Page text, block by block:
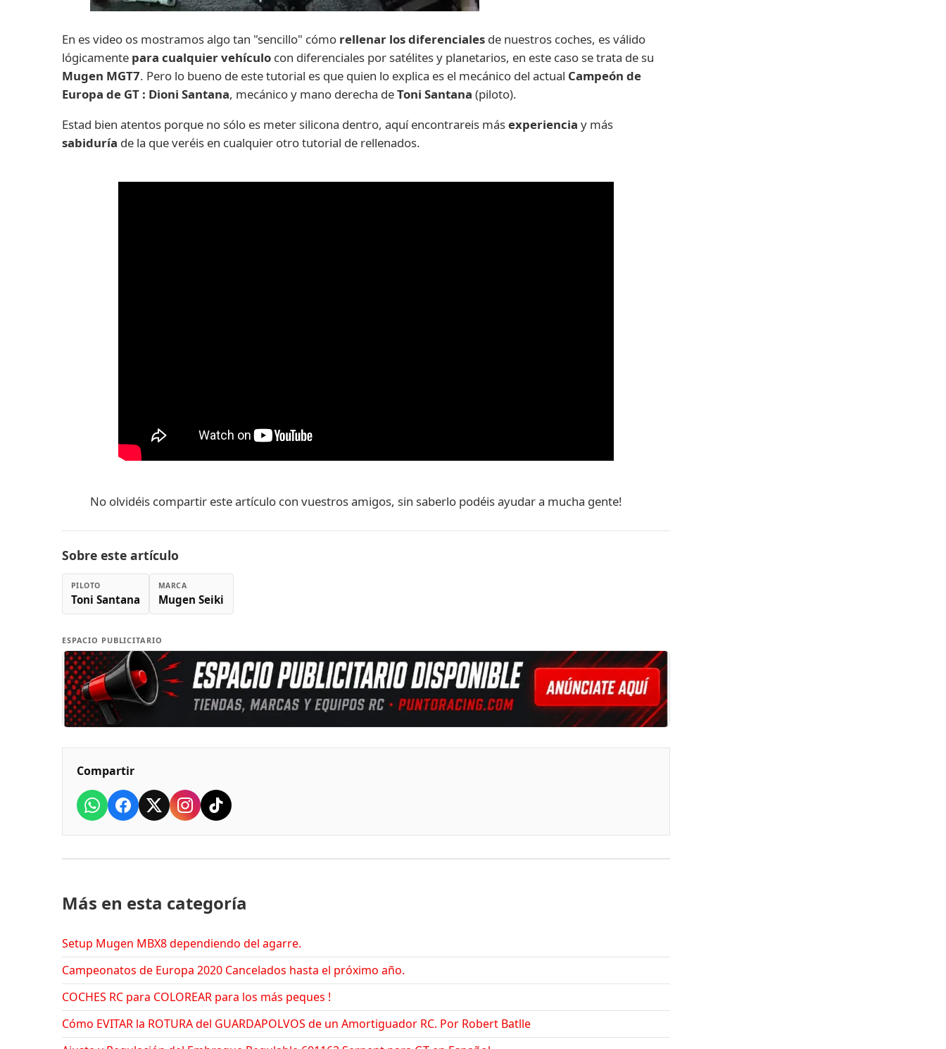
En es video os mostramos algo tan "sencillo" cómo rellenar los diferenciales de nuestros coches, es válido
lógicamente para cualquier vehículo con diferenciales por satélites y planetarios, en este caso se trata de su
Mugen MGT7. Pero lo bueno de este tutorial es que quien lo explica es el mecánico del actual Campeón de
Europa de GT : Dioni Santana, mecánico y mano derecha deToni Santana (piloto).
Estad bien atentos porque no sólo es meter silicona dentro, aquí encontrareis másexperiencia y más
sabiduría de la que veréis en cualquier otro tutorial de rellenados.
No olvidéis compartir este artículo con vuestros amigos, sin saberlo podéis ayudar a mucha gente!
Sobre este artículo
PILOTO
Toni Santana
MARCA
Mugen Seiki
ESPACIO PUBLICITARIO
Compartir
Más en esta categoría
Setup Mugen MBX8 dependiendo del agarre.
Campeonatos de Europa 2020 Cancelados hasta el próximo año.
COCHES RC para COLOREAR para los más peques !
Cómo EVITAR la ROTURA del GUARDAPOLVOS de un Amortiguador RC. Por Robert Batlle